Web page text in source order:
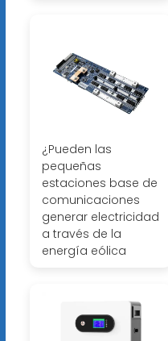
¿Pueden las
pequeñas
estaciones base de
comunicaciones
generar electricidad
a través de la
energía eólica